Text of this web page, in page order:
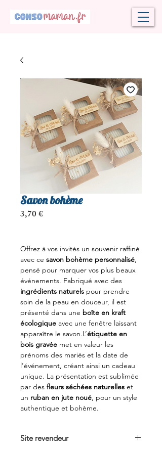
Savon bohème
3,70 €
Offrez à vos invités un souvenir raffiné
avec ce savon bohème personnalisé,
pensé pour marquer vos plus beaux
événements. Fabriqué avec des
ingrédients naturels pour prendre
soin de la peau en douceur, il est
présenté dans une boîte en kraft
écologique avec une fenêtre laissant
apparaître le savon.L’étiquette en
bois gravée met en valeur les
prénoms des mariés et la date de
l’événement, créant ainsi un cadeau
unique. La présentation est sublimée
par des fleurs séchées naturelles et
un ruban en jute noué, pour un style
authentique et bohème.
Site revendeur